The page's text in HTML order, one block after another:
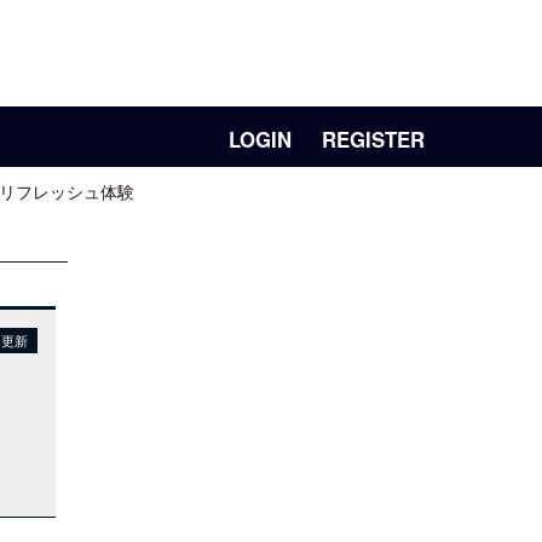
LOGIN REGISTER
フレッシュ体験
新